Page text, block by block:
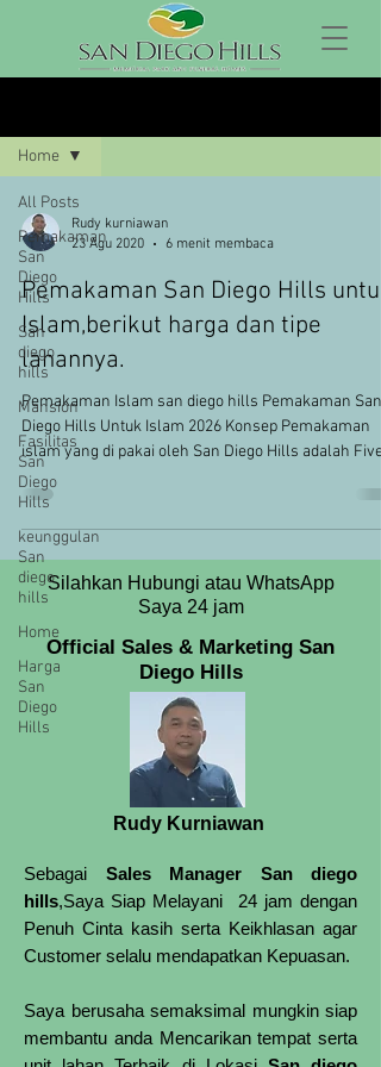
All Posts
Pemakaman
San
Diego
Hills
San
diego
hills
Mansion
Fasilitas
San
Diego
Hills
keunggulan
San
diego
hills
Home
Harga
San
Diego
Hills
Home
Rudy kurniawan
23 Agu 2020
6 menit membaca
Pemakaman San Diego Hills untuk
Islam,berikut harga dan tipe
lahannya.
Pemakaman Islam san diego hills Pemakaman San
Diego Hills Untuk Islam 2026 Konsep Pemakaman
islam yang di pakai oleh San Diego Hills adalah Five
Pillars Garden yang mana adopsi dari 5 rukun islam
(Syahadat, Sholat, Puasa, Zakat, dan Haji),konsep
pemakaman muslim ini menjadi salah satu yang
diprioritaskan oleh San Diego Hills,mengingat
penduduk indonesia yang mayoritas lebih dari 80%
adalah pemeluk agama islam,salah satu agama
paling banyak di anut oleh penduduk in
Silahkan Hubungi atau WhatsApp
Saya 24 jam
Official Sales & Marketing San
Diego Hills
Rudy Kurniawan
Sebagai Sales Manager San diego
hills,Saya Siap Melayani 24 jam dengan
Penuh Cinta kasih serta Keikhlasan agar
Customer selalu mendapatkan Kepuasan.
Saya berusaha semaksimal mungkin siap
membantu anda Mencarikan tempat serta